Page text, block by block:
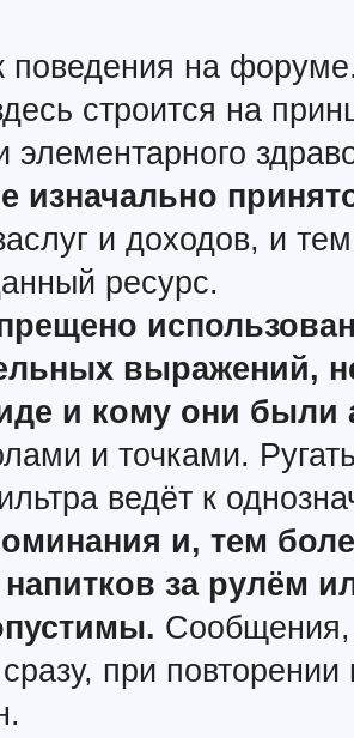
поведения на
строится на
элементарного
изначально
и доходов, и
ресурс.
выражений,
и кому они были
и точками.
ведёт к
и, тем
за рулём
Сообщения,
при